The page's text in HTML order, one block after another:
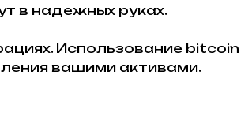
в надежных руках.
Использование bitcoin
вашими активами.